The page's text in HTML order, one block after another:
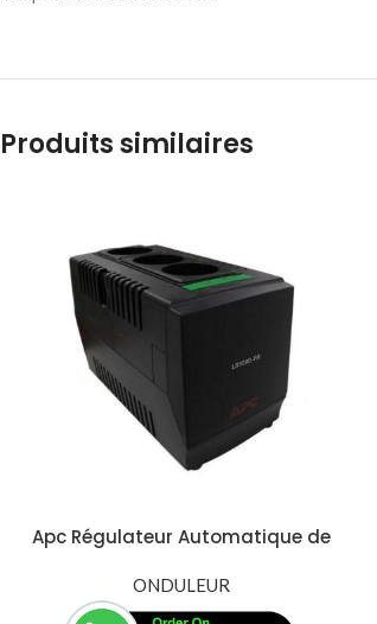
Produits similaires
Apc Régulateur Automatique de
1000 VA
ONDULEUR